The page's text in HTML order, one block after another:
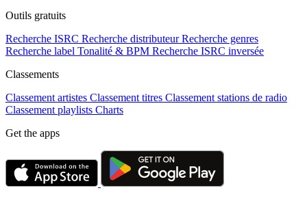
Outils gratuits
Recherche ISRC Recherche distributeur Recherche genres
Recherche label Tonalité & BPM Recherche ISRC inversée
Classements
Classement artistes Classement titres Classement stations de radio
Classement playlists Charts
Get the apps